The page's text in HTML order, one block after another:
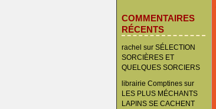
COMMENTAIRES
RÉCENTS
rachel sur SÉLECTION
SORCIÈRES ET
QUELQUES SORCIERS
librairie Comptinessur
LES PLUS MÉCHANTS
LAPINS SE CACHENT